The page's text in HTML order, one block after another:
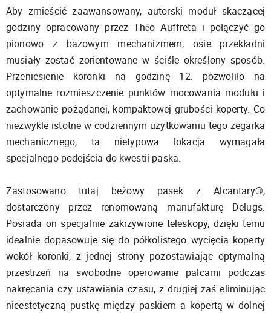
Aby zmieścić zaawansowany, autorski moduł skaczącej
godziny opracowany przez Théo Auffreta i połączyć go
pionowo z bazowym mechanizmem, osie przekładni
musiały zostać zorientowane w ściśle określony sposób.
Przeniesienie koronki na godzinę 12. pozwoliło na
optymalne rozmieszczenie punktów mocowania modułu i
zachowanie pożądanej, kompaktowej grubości koperty. Co
niezwykle istotne w codziennym użytkowaniu tego zegarka
mechanicznego, ta nietypowa lokacja wymagała
specjalnego podejścia do kwestii paska.
Zastosowano tutaj beżowy pasek z Alcantary®,
dostarczony przez renomowaną manufakturę Delugs.
Posiada on specjalnie zakrzywione teleskopy, dzięki temu
idealnie dopasowuje się do półkolistego wycięcia koperty
wokół koronki, z jednej strony pozostawiając optymalną
przestrzeń na swobodne operowanie palcami podczas
nakręcania czy ustawiania czasu, z drugiej zaś eliminując
nieestetyczną pustkę między paskiem a kopertą w dolnej